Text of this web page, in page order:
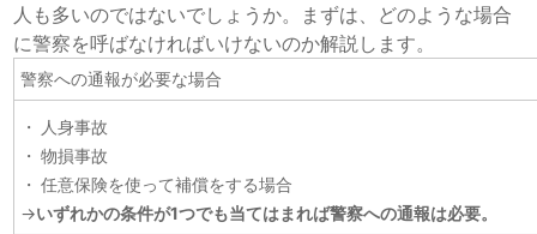
人も多いのではないでしょうか。まずは、どのような場合
に警察を呼ばなければいけないのか解説します。
警察への通報が必要な場合
人身事故
物損事故
任意保険を使って補償をする場合
→いずれかの条件が1つでも当てはまれば警察への通報は必要。